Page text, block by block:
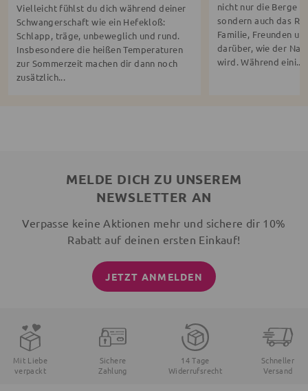
Vielleicht fühlst du dich während deiner
Schwangerschaft wie ein Hefekloß:
Schlapp, träge, unbeweglich und rund.
Insbesondere die heißen Temperaturen
zur Sommerzeit machen dir dann noch
zusätzlich...
nicht nur die Berge
sondern auch das
Familie, Freunden
darüber, wie der
wird. Während eini...
MELDE DICH ZU UNSEREM
NEWSLETTER AN
Verpasse keine Aktionen mehr und sichere dir 10%
Rabatt auf deinen ersten Einkauf!
JETZT ANMELDEN
Mit Liebe
verpackt
Sichere
Zahlung
14 Tage
Widerrufsrecht
Schneller
Versand